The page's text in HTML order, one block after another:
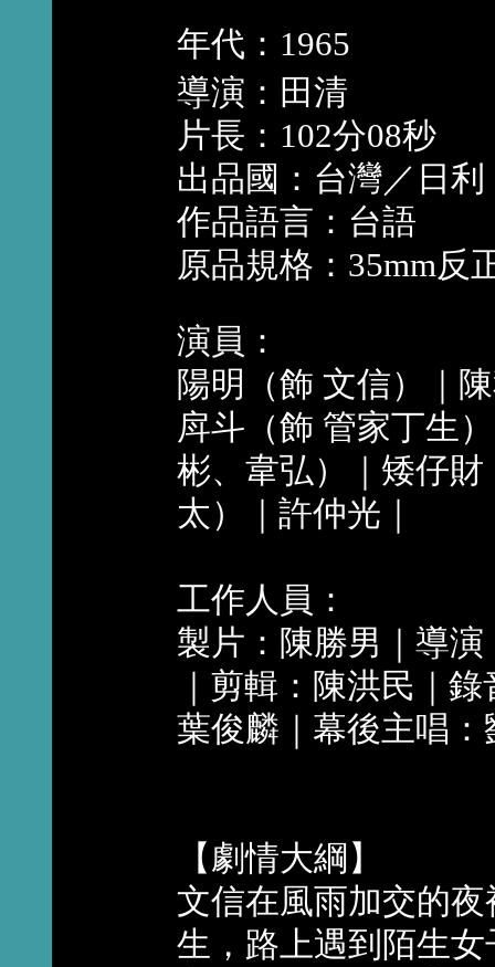
年代：1965
導演：田清
片長：102分08秒
出品國：台灣／日利
作品語言：台語
原品規格：35mm反
演員：
陽明（飾 文信）｜
戽斗（飾 管家丁生
彬、韋弘）｜矮仔
太）｜許仲光｜
工作人員：
製片：陳勝男｜導
｜剪輯：陳洪民｜
葉俊麟｜幕後主唱
【劇情大綱】
文信在風雨加交的
生，路上遇到陌生